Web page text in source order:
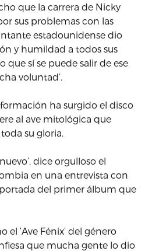
que la carrera de Nicky
sus problemas con las
estadounidense dio
y humildad a todos sus
que sí se puede salir de ese
voluntad’.
ha surgido el disco
al ave mitológica que
su gloria.
dice orgulloso el
en una entrevista con
del primer álbum que
‘Ave Fénix’ del género
que mucha gente lo dio